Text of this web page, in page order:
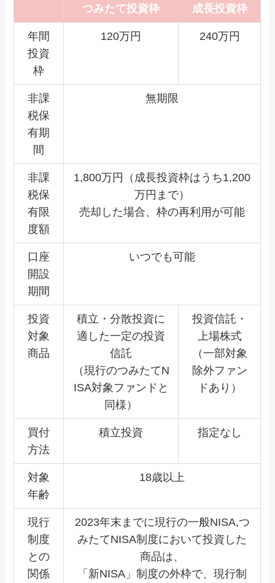
つみたて投資枠 成長投資枠
年間
投資
枠
120万円 240万円
非課
税保
有期
間
無期限
非課
税保
有限
度額
1,800万円（成長投資枠はうち1,200
万円まで）
売却した場合、枠の再利用が可能
口座
開設
期間
いつでも可能
投資
対象
商品
積立・分散投資に
適した一定の投資
信託
（現行のつみたてN
ISA対象ファンドと
同様）
投資信託・
上場株式
（一部対象
除外ファン
ドあり）
買付
方法
積立投資 指定なし
対象
年齢
18歳以上
現行
制度
との
関係
2023年末までに現行の一般NISA,つ
みたてNISA制度において投資した
商品は、
「新NISA」制度の外枠で、現行制